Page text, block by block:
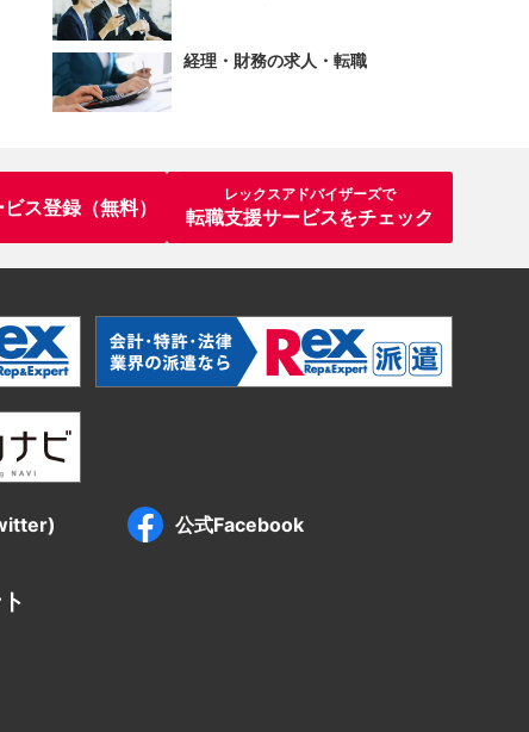
経理・財務の求人・転職
ス登録（無料）
レックスアドバイザーズで
転職支援サービスをチェック
公式Facebook